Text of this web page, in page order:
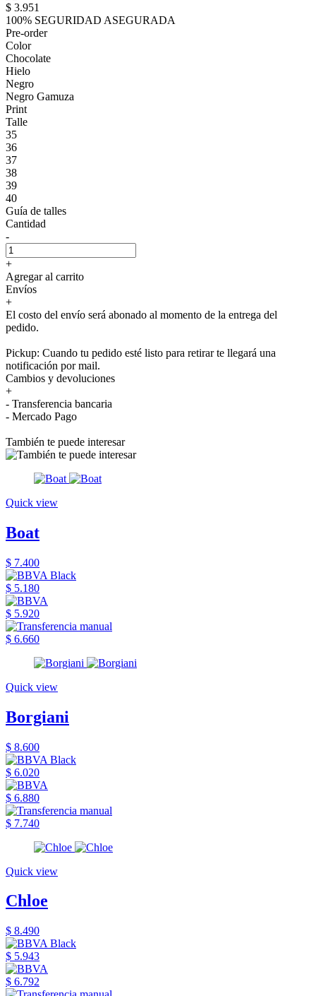
$ 3.951
100% SEGURIDAD ASEGURADA
Pre-order
Color
Chocolate
Hielo
Negro
Negro Gamuza
Print
Talle
35
36
37
38
39
40
Guía de talles
Cantidad
-
+
Agregar al carrito
Envíos
+
El costo del envío será abonado al momento de la entrega del
pedido.
Pickup: Cuando tu pedido esté listo para retirar te llegará una
notificación por mail.
Cambios y devoluciones
+
- Transferencia bancaria
- Mercado Pago
También te puede interesar
Quick view
Boat
$ 7.400
$ 5.180
$ 5.920
$ 6.660
Quick view
Borgiani
$ 8.600
$ 6.020
$ 6.880
$ 7.740
Quick view
Chloe
$ 8.490
$ 5.943
$ 6.792